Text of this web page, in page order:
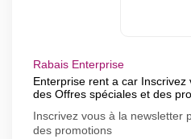
Rabais Enterprise
Enterprise rent a car
des Offres spéciales et des
Inscrivez vous à la newsletter
des promotions